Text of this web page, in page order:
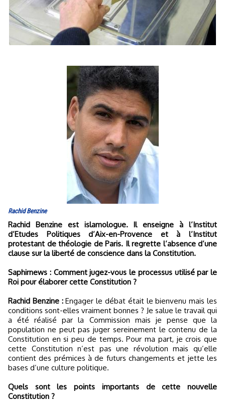
Rachid Benzine
Rachid Benzine est islamologue. Il enseigne à l’Institut
d’Etudes Politiques d’Aix-en-Provence et à l’Institut
protestant de théologie de Paris. Il regrette l’absence d’une
clause sur la liberté de conscience dans la Constitution.
Saphirnews : Comment jugez-vous le processus utilisé par le
Roi pour élaborer cette Constitution ?
Rachid Benzine :Engager le débat était le bienvenu mais les
conditions sont-elles vraiment bonnes ? Je salue le travail qui
a été réalisé par la Commission mais je pense que la
population ne peut pas juger sereinement le contenu de la
Constitution en si peu de temps. Pour ma part, je crois que
cette Constitution n’est pas une révolution mais qu’elle
contient des prémices à de futurs changements et jette les
bases d’une culture politique.
Quels sont les points importants de cette nouvelle
Constitution ?